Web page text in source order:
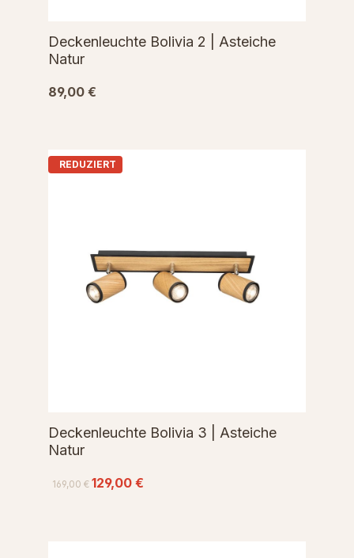
Deckenleuchte Bolivia 2 | Asteiche
Natur
89,00 €
REDUZIERT
Deckenleuchte Bolivia 3 | Asteiche
Natur
169,00 € 129,00 €